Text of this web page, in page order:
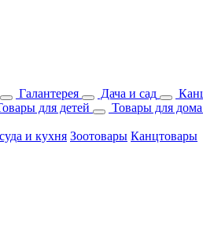
Галантерея Дача и сад
для детей Товары для дома
и кухня Зоотовары Канцтовары